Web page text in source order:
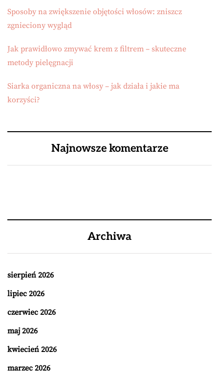
Sposoby na zwiększenie objętości włosów: zniszcz
zgnieciony wygląd
Jak prawidłowo zmywać krem z filtrem – skuteczne
metody pielęgnacji
Siarka organiczna na włosy – jak działa i jakie ma
korzyści?
Najnowsze komentarze
Archiwa
sierpień 2026
lipiec 2026
czerwiec 2026
maj 2026
kwiecień 2026
marzec 2026